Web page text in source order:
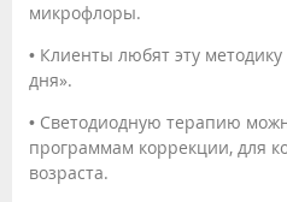
микрофлоры.
• Клиенты любят эту
дня».
• Светодиодную терапию
программам коррекции, для
возраста.